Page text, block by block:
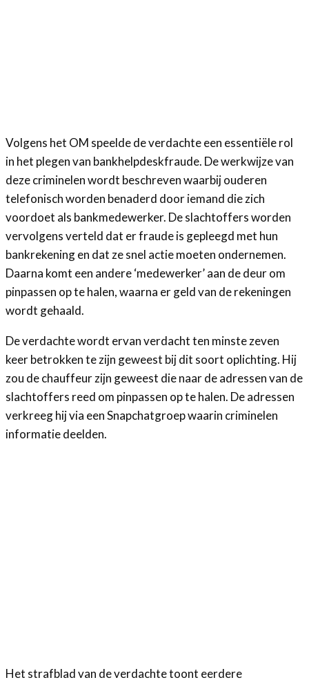
Volgens het OM speelde de verdachte een essentiële rol
in het plegen van bankhelpdeskfraude. De werkwijze van
deze criminelen wordt beschreven waarbij ouderen
telefonisch worden benaderd door iemand die zich
voordoet als bankmedewerker. De slachtoffers worden
vervolgens verteld dat er fraude is gepleegd met hun
bankrekening en dat ze snel actie moeten ondernemen.
Daarna komt een andere ‘medewerker’ aan de deur om
pinpassen op te halen, waarna er geld van de rekeningen
wordt gehaald.
De verdachte wordt ervan verdacht ten minste zeven
keer betrokken te zijn geweest bij dit soort oplichting. Hij
zou de chauffeur zijn geweest die naar de adressen van de
slachtoffers reed om pinpassen op te halen. De adressen
verkreeg hij via een Snapchatgroep waarin criminelen
informatie deelden.
Het strafblad van de verdachte toont eerdere